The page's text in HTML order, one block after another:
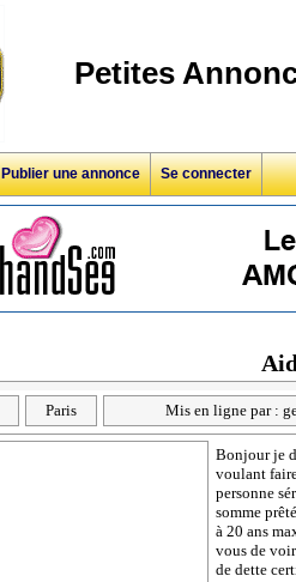
Petites
Publier une annonce Se connecter
Paris Mis en ligne par :
Bonjour je
voulant
personne
somme
à 20 ans
vous de
de dette